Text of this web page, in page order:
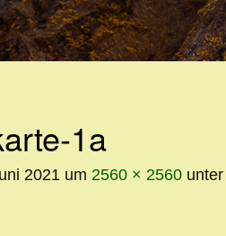
1a
2021 um 2560 × 2560 unter